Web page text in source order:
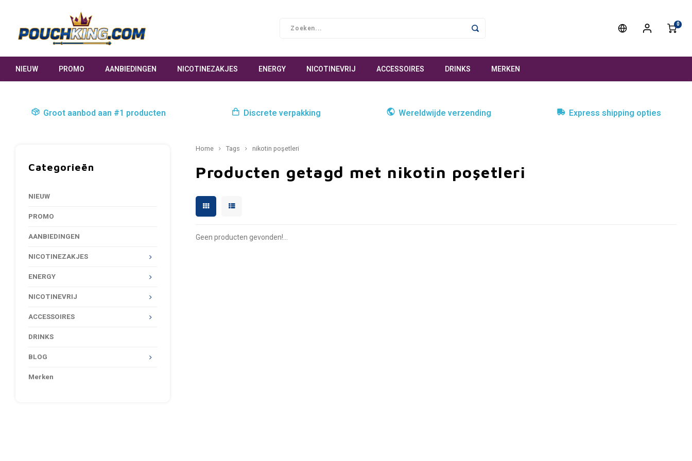
0
NIEUW PROMO AANBIEDINGEN NICOTINEZAKJES ENERGY NICOTINEVRIJ ACCESSOIRES DRINKS MERKEN
Groot aanbod aan #1 producten Discrete verpakking Wereldwijde verzending Express shipping opties
Categorieën
NIEUW
PROMO
AANBIEDINGEN
NICOTINEZAKJES
ENERGY
NICOTINEVRIJ
ACCESSOIRES
DRINKS
BLOG
Merken
Home Tags nikotin poşetleri
Producten getagd met nikotin poşetleri
Geen producten gevonden!...